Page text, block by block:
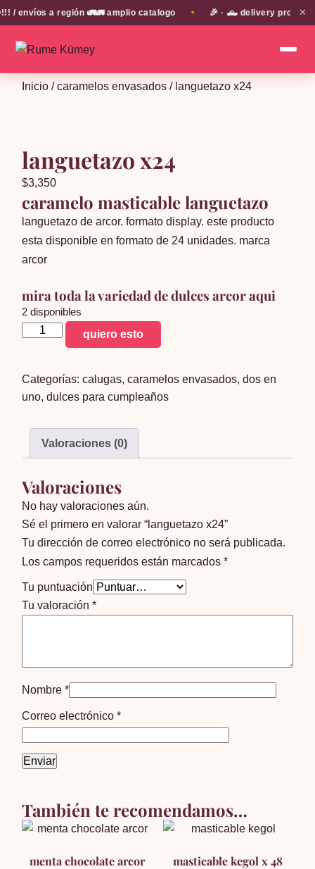
envíos a región 🚛🚛 amplio catalogo 🎉 · 🛻 delivery propio en
✕
Inicio /caramelos envasados / languetazo x24
languetazo x24
$3,350
caramelo masticable languetazo
languetazo de arcor. formato display. este producto
esta disponible en formato de 24 unidades. marca
arcor
mira toda la variedad de dulces arcor aqui
2 disponibles
languetazo
quiero esto
Categorías:calugas,caramelos envasados,dos en
uno,dulces para cumpleaños
Valoraciones (0)
Valoraciones
No hay valoraciones aún.
Sé el primero en valorar “languetazo x24”
Tu dirección de correo electrónico no será publicada.
Los campos requeridos están marcados*
Tu puntuación
Tu valoración*
Nombre*
Correo electrónico*
También te recomendamos…
menta chocolate arcor masticable kegol x 48